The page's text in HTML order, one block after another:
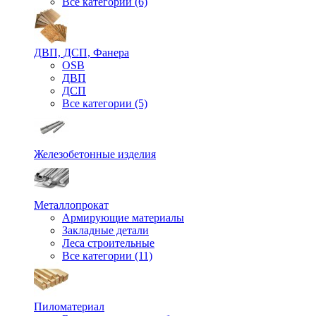
ДВП, ДСП, Фанера
OSB
ДВП
ДСП
Все категории (5)
Железобетонные изделия
Металлопрокат
Армирующие материалы
Закладные детали
Леса строительные
Все категории (11)
Пиломатериал